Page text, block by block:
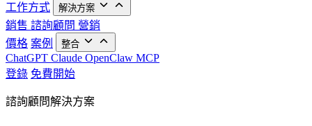
工作方式 解決方案
銷售 諮詢顧問 營銷
價格 案例 整合
ChatGPT Claude OpenClaw MCP
登錄 免費開始
諮詢顧問解決方案